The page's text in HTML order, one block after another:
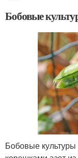
Бобовые
Бобовые